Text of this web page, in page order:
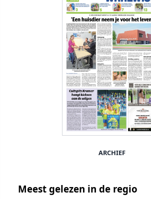
ARCHIEF
Meest gelezen in de regio